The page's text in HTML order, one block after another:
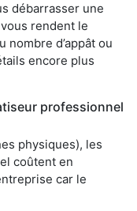
débarrasser une
rendent le
d’appât ou
encore plus
professionnel
physiques), les
coûtent en
car le